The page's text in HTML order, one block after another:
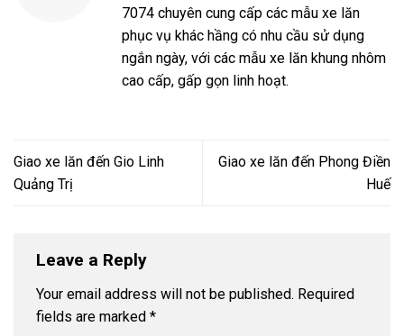
7074 chuyên cung cấp các mẫu xe lăn
phục vụ khác hầng có nhu cầu sử dụng
ngắn ngày, với các mẫu xe lăn khung nhôm
cao cấp, gấp gọn linh hoạt.
Giao xe lăn đến Gio Linh
Quảng Trị
Giao xe lăn đến Phong Điền
Huế
Leave a Reply
Your email address will not be published. Required
fields are marked *